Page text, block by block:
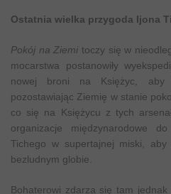
Ostatnia wielka przygoda Ijona
Pokój na Ziemi toczy się w
mocarstwa postanowiły
nowej broni na Księżyc, aby
pozostawiając Ziemię w stanie
co się na Księżycu z tych
organizacje międzynarodowe
Tichego w supertajnej miski, aby
bezludnym globie.
Bohaterowi zdarza się tam